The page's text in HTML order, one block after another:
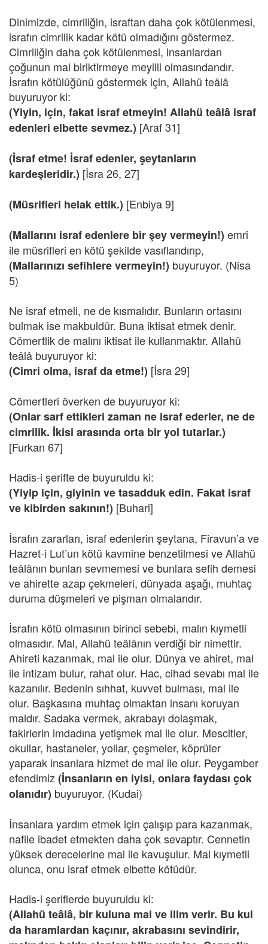
Dinimizde, cimriliğin, israftan daha çok kötülenmesi,
israfın cimrilik kadar kötü olmadığını göstermez.
Cimriliğin daha çok kötülenmesi, insanlardan
çoğunun mal biriktirmeye meyilli olmasındandır.
İsrafın kötülüğünü göstermek için, Allahü teâlâ
buyuruyor ki:
(Yiyin, için, fakat israf etmeyin! Allahü teâlâ israf
edenleri elbette sevmez.) [Araf 31]
(İsraf etme! İsraf edenler, şeytanların
kardeşleridir.) [İsra 26, 27]
(Müsrifleri helak ettik.) [Enbiya 9]
(Mallarını israf edenlere bir şey vermeyin!) emri
ile müsrifleri en kötü şekilde vasıflandırıp,
(Mallarınızı sefihlere vermeyin!) buyuruyor. (Nisa
5)
Ne israf etmeli, ne de kısmalıdır. Bunların ortasını
bulmak ise makbuldür. Buna iktisat etmek denir.
Cömertlik de malını iktisat ile kullanmaktır. Allahü
teâlâ buyuruyor ki:
(Cimri olma, israf da etme!) [İsra 29]
Cömertleri överken de buyuruyor ki:
(Onlar sarf ettikleri zaman ne israf ederler, ne de
cimrilik. İkisi arasında orta bir yol tutarlar.)
[Furkan 67]
Hadis-i şerifte de buyuruldu ki:
(Yiyip için, giyinin ve tasadduk edin. Fakat israf
ve kibirden sakının!) [Buhari]
İsrafın zararları, israf edenlerin şeytana, Firavun’a ve
Hazret-i Lut’un kötü kavmine benzetilmesi ve Allahü
teâlânın bunları sevmemesi ve bunlara sefih demesi
ve ahirette azap çekmeleri, dünyada aşağı, muhtaç
duruma düşmeleri ve pişman olmalarıdır.
İsrafın kötü olmasının birinci sebebi, malın kıymetli
olmasıdır. Mal, Allahü teâlânın verdiği bir nimettir.
Ahireti kazanmak, mal ile olur. Dünya ve ahiret, mal
ile intizam bulur, rahat olur. Hac, cihad sevabı mal ile
kazanılır. Bedenin sıhhat, kuvvet bulması, mal ile
olur. Başkasına muhtaç olmaktan insanı koruyan
maldır. Sadaka vermek, akrabayı dolaşmak,
fakirlerin imdadına yetişmek mal ile olur. Mescitler,
okullar, hastaneler, yollar, çeşmeler, köprüler
yaparak insanlara hizmet de mal ile olur. Peygamber
efendimiz (İnsanların en iyisi, onlara faydası çok
olanıdır) buyuruyor. (Kudai)
İnsanlara yardım etmek için çalışıp para kazanmak,
nafile ibadet etmekten daha çok sevaptır. Cennetin
yüksek derecelerine mal ile kavuşulur. Mal kıymetli
olunca, onu israf etmek elbette kötüdür.
Hadis-i şeriflerde buyuruldu ki:
(Allahü teâlâ, bir kuluna mal ve ilim verir. Bu kul
da haramlardan kaçınır, akrabasını sevindirir,